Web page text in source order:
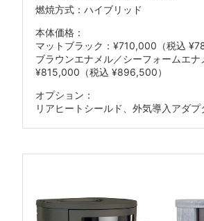
燃焼方式：ハイブリッド
マットブラック：¥710,000（税込
ブラウンエナメル／シーフォームエナ
¥815,000（税込 ¥896,500）
リアヒートシールド、外気導入アダプ